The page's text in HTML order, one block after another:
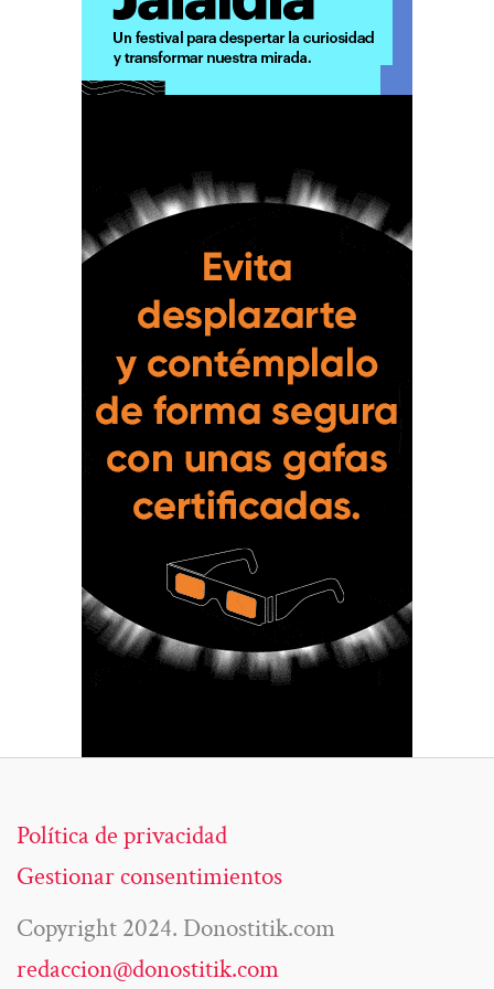
Política de privacidad
Gestionar consentimientos
Copyright 2024. Donostitik.com
redaccion@donostitik.com